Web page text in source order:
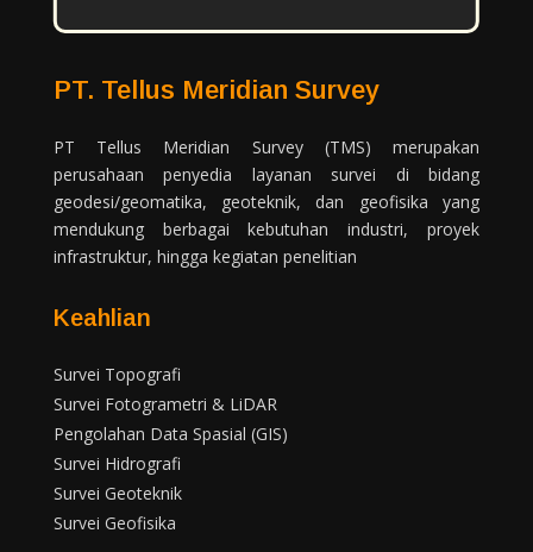
PT. Tellus Meridian Survey
PT Tellus Meridian Survey (TMS) merupakan
perusahaan penyedia layanan survei di bidang
geodesi/geomatika, geoteknik, dan geofisika yang
mendukung berbagai kebutuhan industri, proyek
infrastruktur, hingga kegiatan penelitian
Keahlian
Survei Topografi
Survei Fotogrametri & LiDAR
Pengolahan Data Spasial (GIS)
Survei Hidrografi
Survei Geoteknik
Survei Geofisika